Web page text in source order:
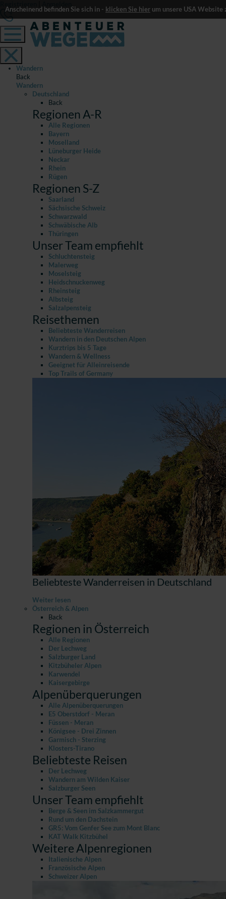
Anscheinend befinden Sie sich in - klicken Sie hier um unsere USA Website
Wandern
Back
Wandern
Deutschland
Back
Regionen A-R
Alle Regionen
Bayern
Moselland
Lüneburger Heide
Neckar
Rhein
Rügen
Regionen S-Z
Saarland
Sächsische Schweiz
Schwarzwald
Schwäbische Alb
Thüringen
Unser Team empfiehlt
Schluchtensteig
Malerweg
Moselsteig
Heidschnuckenweg
Rheinsteig
Albsteig
Salzalpensteig
Reisethemen
Beliebteste Wanderreisen
Wandern in den Deutschen Alpen
Kurztrips bis 5 Tage
Wandern & Wellness
Geeignet für Alleinreisende
Top Trails of Germany
Beliebteste Wanderreisen in Deutschland
Weiter lesen
Österreich & Alpen
Back
Regionen in Österreich
Alle Regionen
Der Lechweg
Salzburger Land
Kitzbüheler Alpen
Karwendel
Kaisergebirge
Alpenüberquerungen
Alle Alpenüberquerungen
E5 Oberstdorf - Meran
Füssen - Meran
Königsee - Drei Zinnen
Garmisch - Sterzing
Klosters-Tirano
Beliebteste Reisen
Der Lechweg
Wandern am Wilden Kaiser
Salzburger Seen
Unser Team empfiehlt
Berge & Seen im Salzkammergut
Rund um den Dachstein
GR5: Vom Genfer See zum Mont Blanc
KAT Walk Kitzbühel
Weitere Alpenregionen
Italienische Alpen
Französische Alpen
Schweizer Alpen